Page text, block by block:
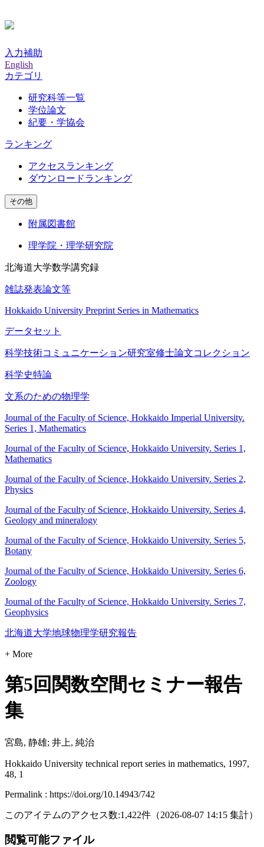
入力補助
English
カテゴリ
研究科等一覧
学位論文
紀要・学協会
ランキング
アクセスランキング
ダウンロードランキング
その他
附属図書館
理学院・理学研究院
北海道大学数学講究録
雑誌発表論文等
Hokkaido University Preprint Series in Mathematics
データセット
科学技術コミュニケーション研究室修士論文コレクション
科学史特論
文系のための物理学
Journal of the Faculty of Science, Hokkaido Imperial University.
Series 1, Mathematics
Journal of the Faculty of Science, Hokkaido University. Series 1,
Mathematics
Journal of the Faculty of Science, Hokkaido University. Series 2,
Physics
Journal of the Faculty of Science, Hokkaido University. Series 4,
Geology and mineralogy
Journal of the Faculty of Science, Hokkaido University. Series 5,
Botany
Journal of the Faculty of Science, Hokkaido University. Series 6,
Zoology
Journal of the Faculty of Science, Hokkaido University. Series 7,
Geophysics
北海道大学地球物理学研究報告
+ More
第5回関数空間セミナー報告
集
宮島, 静雄; 井上, 純治
Hokkaido University technical report series in mathematics, 1997,
48, 1
Permalink : https://doi.org/10.14943/742
このアイテムのアクセス数:1,422件 （2026-08-07 14:15 集計）
閲覧可能ファイル